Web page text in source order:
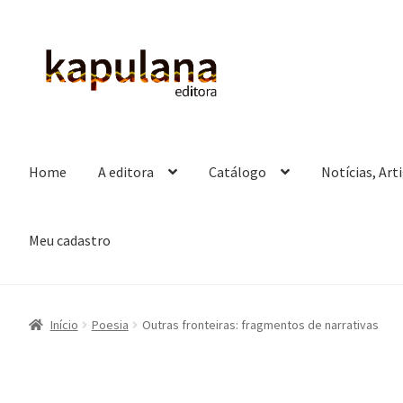
Pular
para
Pular
para
Home A editora Catálogo Notícias,
Meu cadastro
Início Poesia Outras fronteiras: fragmentos de narrativas